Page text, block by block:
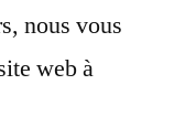
nous vous
web à